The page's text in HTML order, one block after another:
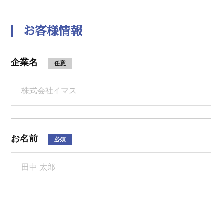
お客様情報
企業名 任意
お名前 必須